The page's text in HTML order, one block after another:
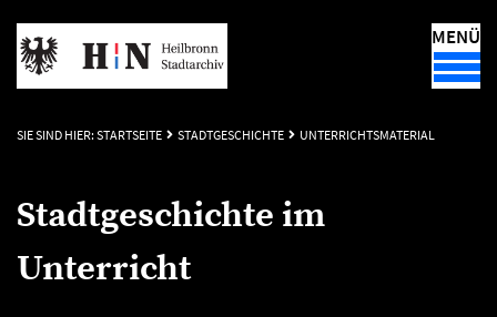
MENÜ
SIE SIND HIER: STARTSEITE STADTGESCHICHTE UNTERRICHTSMATERIAL
Stadtgeschichte im
Unterricht